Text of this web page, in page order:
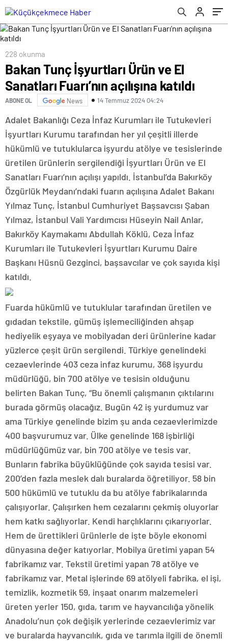
228 okunma
Bakan Tunç İşyurtları Ürün ve El
Sanatları Fuarı’nın açılışına katıldı
ABONE OL News 14 Temmuz 2024 04:24
Adalet Bakanlığı Ceza İnfaz Kurumları ile Tutukevleri
İşyurtları Kurumu tarafından her yıl çeşitli illerde
hükümlü ve tutuklularca işyurdu atölye ve tesislerinde
üretilen ürünlerin sergilendiği İşyurtları Ürün ve El
Sanatları Fuarı’nın açılışı yapıldı. İstanbul’da Bakırköy
Özgürlük Meydanı’ndaki fuarın açılışına Adalet Bakanı
Yılmaz Tunç, İstanbul Cumhuriyet Başsavcısı Şaban
Yılmaz, İstanbul Vali Yardımcısı Hüseyin Nail Anlar,
Bakırköy Kaymakamı Abdullah Köklü, Ceza İnfaz
Kurumları ile Tutukevleri İşyurtları Kurumu Daire
Başkanı Hüsnü Gezginci, başsavcılar ve çok sayıda kişi
katıldı.
Fuarda hükümlü ve tutuklular tarafından üretilen ve
gıdadan tekstile, gümüş işlemeciliğinden ahşap
hediyelik eşyaya ve mobilyadan deri ürünlerine kadar
yüzlerce çeşit ürün sergilendi. Türkiye genelindeki
cezaevlerinde 403 ceza infaz kurumu, 368 işyurdu
müdürlüğü, bin 700 atölye ve tesisin olduğunu
belirten Bakan Tunç, “Bu önemli çalışmanın çıktılarını
burada görmüş olacağız. Bugün 42 iş yurdumuz var
ama Türkiye genelinde bizim şu anda cezaevlerimizde
400 başvurumuz var. Ülke genelinde 168 işbirliği
müdürlüğümüz var, bin 700 atölye ve tesis var.
Bunların fabrika büyüklüğünde çok sayıda tesisi var.
200’den fazla meslek dalı buralarda öğretiliyor. 58 bin
500 hükümlü ve tutuklu da bu atölye fabrikalarında
çalışıyorlar. Çalışırken hem cezalarını çekmiş oluyorlar
hem katkı sağlıyorlar. Kendi harçlıklarını çıkarıyorlar.
Hem de ürettikleri ürünlerle de işte böyle ekonomi
dünyasına değer katıyorlar. Mobilya üretimi yapan 54
fabrikamız var. Tekstil üretimi yapan 78 atölye ve
fabrikamız var. Metal işlerinde 69 atölyeli fabrika, el işi,
temizlik, kozmetik 59, inşaat onarım malzemeleri
üreten yerler 150, gıda, tarım ve hayvancılığa yönelik
Anadolu’nun çok değişik yerlerinde cezaevlerimiz var
ve buralarda hayvancılık, gıda ve tarımla ilgili de önemli